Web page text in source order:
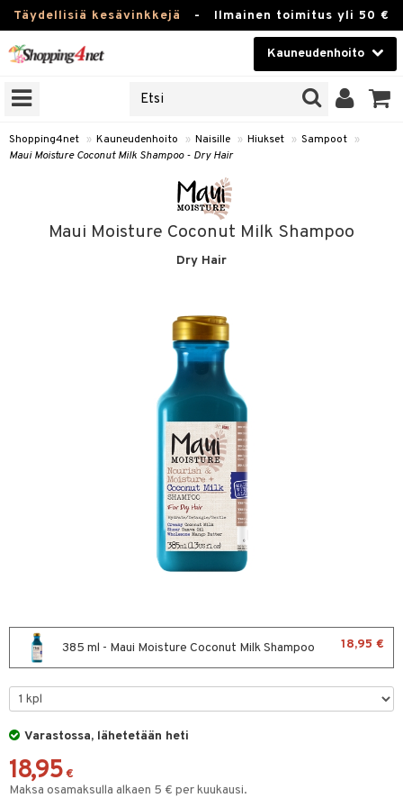
Täydellisiä kesävinkkejä - Ilmainen toimitus yli 50 €
Kauneudenhoito
Kauneudenhoito
Piilolinssit
Fitness
Shopping4net » Kauneudenhoito » Naisille » Hiukset » Sampoot »
Maui Moisture Coconut Milk Shampoo - Dry Hair
Maui Moisture Coconut Milk Shampoo
Dry Hair
385 ml - Maui Moisture Coconut Milk Shampoo 18,95 €
Varastossa, lähetetään heti
18,95 €
Maksa osamaksulla alkaen 5 € per kuukausi.
& Antifrizz
tuotteet
& Geeli
tuotteet
Set